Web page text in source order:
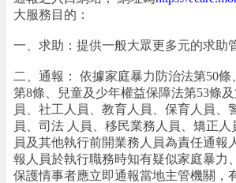
大服務目的：
一、求助：提供一般大眾更多元的求助
二、通報： 依據家庭暴力防治法第50
第8條、兒童及少年權益保障法第53條
員、社工人員、教育人員、保育人員、
員、司法 人員、移民業務人員、矯正人
員及其他執行前開業務人員為責任通報
報人員於執行職務時知有疑似家庭暴力
保護情事者應立即通報當地主管機關，